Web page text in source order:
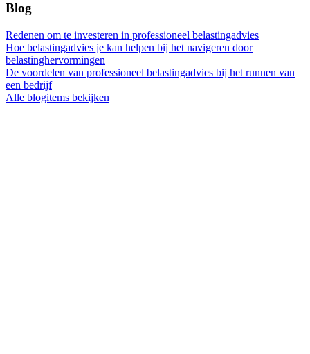
Blog
Redenen om te investeren in professioneel belastingadvies
Hoe belastingadvies je kan helpen bij het navigeren door
belastinghervormingen
De voordelen van professioneel belastingadvies bij het runnen van
een bedrijf
Alle blogitems bekijken